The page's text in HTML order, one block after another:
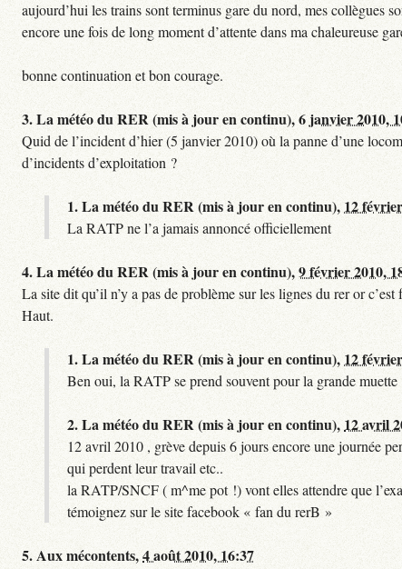
aujourd’hui les trains sont terminus gare du nord, mes collègues
encore une fois de long moment d’attente dans ma chaleureuse
bonne continuation et bon courage.
3.La météo du RER (mis à jour en continu),6 janvier 2010,
Quid de l’incident d’hier (5 janvier 2010) où la panne d’une
d’incidents d’exploitation ?
1.La météo du RER (mis à jour en continu), 12
La RATP ne l’a jamais annoncé officiellement
4.La météo du RER (mis à jour en continu),9 février 2010,
La site dit qu’il n’y a pas de problème sur les lignes du rer or
Haut.
1.La météo du RER (mis à jour en continu), 12
Ben oui, la RATP se prend souvent pour la grande
2.La météo du RER (mis à jour en continu), 12 avril
12 avril 2010 , grève depuis 6 jours encore une journée
qui perdent leur travail etc..
la RATP/SNCF ( m^me pot !) vont elles attendre que
témoignez sur le site facebook « fan du rerB »
5.Aux mécontents,4 août 2010, 16:37